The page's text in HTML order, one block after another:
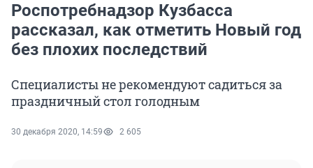
Роспотребнадзор Кузбасса
рассказал, как отметить Новый год
без плохих последствий
Специалисты не рекомендуют садиться за
праздничный стол голодным
30 декабря 2020, 14:59 2 605